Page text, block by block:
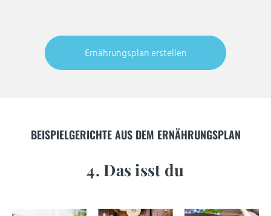
Ernährungsplan erstellen
BEISPIELGERICHTE AUS DEM ERNÄHRUNGSPLAN
4. Das isst du